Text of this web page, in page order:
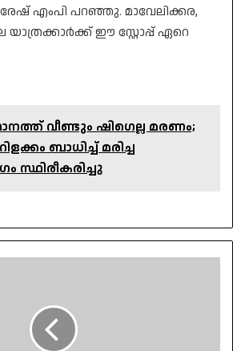
എംപി പറഞ്ഞു. മാവേലിക്കര,
ഈ സ്റ്റോപ്പ് ഏറെ
വീണ്ടും ഷിഗെല്ല മരണം;
ബാധിച്ച് മരിച്ച
സ്ഥിരീകരിച്ചു